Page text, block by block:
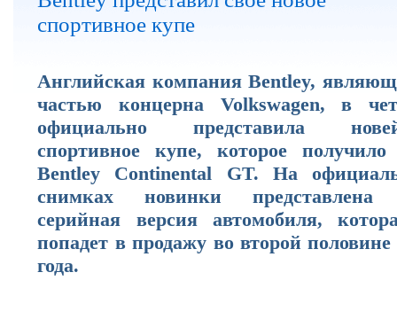
спортивное купе
Английская компания Bentley,
частью концерна Volkswagen, в
официально представила
спортивное купе, которое
Bentley Continental GT. На
снимках новинки представлена
серийная версия автомобиля,
попадет в продажу во второй половине
года.